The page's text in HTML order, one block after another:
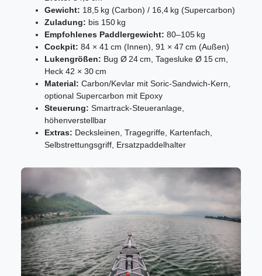
Gewicht: 18,5 kg (Carbon) / 16,4 kg (Supercarbon)
Zuladung: bis 150 kg
Empfohlenes Paddlergewicht: 80–105 kg
Cockpit: 84 × 41 cm (Innen), 91 × 47 cm (Außen)
Lukengrößen: Bug Ø 24 cm, Tagesluke Ø 15 cm,
Heck 42 × 30 cm
Material: Carbon/Kevlar mit Soric-Sandwich-Kern,
optional Supercarbon mit Epoxy
Steuerung: Smartrack-Steueranlage,
höhenverstellbar
Extras: Decksleinen, Tragegriffe, Kartenfach,
Selbstrettungsgriff, Ersatzpaddelhalter